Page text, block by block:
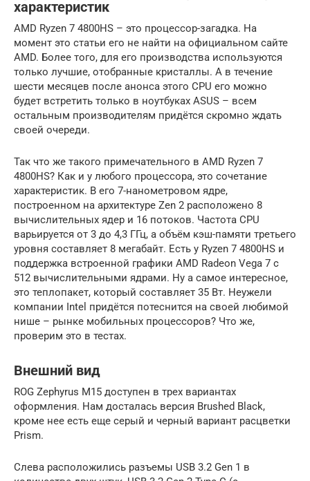
характеристик
AMD Ryzen 7 4800HS – это процессор-загадка. На
момент это статьи его не найти на официальном сайте
AMD. Более того, для его производства используются
только лучшие, отобранные кристаллы. А в течение
шести месяцев после анонса этого CPU его можно
будет встретить только в ноутбуках ASUS – всем
остальным производителям придётся скромно ждать
своей очереди.
Так что же такого примечательного в AMD Ryzen 7
4800HS? Как и у любого процессора, это сочетание
характеристик. В его 7-нанометровом ядре,
построенном на архитектуре Zen 2 расположено 8
вычислительных ядер и 16 потоков. Частота CPU
варьируется от 3 до 4,3 ГГц, а объём кэш-памяти третьего
уровня составляет 8 мегабайт. Есть у Ryzen 7 4800HS и
поддержка встроенной графики AMD Radeon Vega 7 c
512 вычислительными ядрами. Ну а самое интересное,
это теплопакет, который составляет 35 Вт. Неужели
компании Intel придётся потеснится на своей любимой
нише – рынке мобильных процессоров? Что же,
проверим это в тестах.
Внешний вид
ROG Zephyrus M15 доступен в трех вариантах
оформления. Нам досталась версия Brushed Black,
кроме нее есть еще серый и черный вариант расцветки
Prism.
Слева расположились разъемы USB 3.2 Gen 1 в